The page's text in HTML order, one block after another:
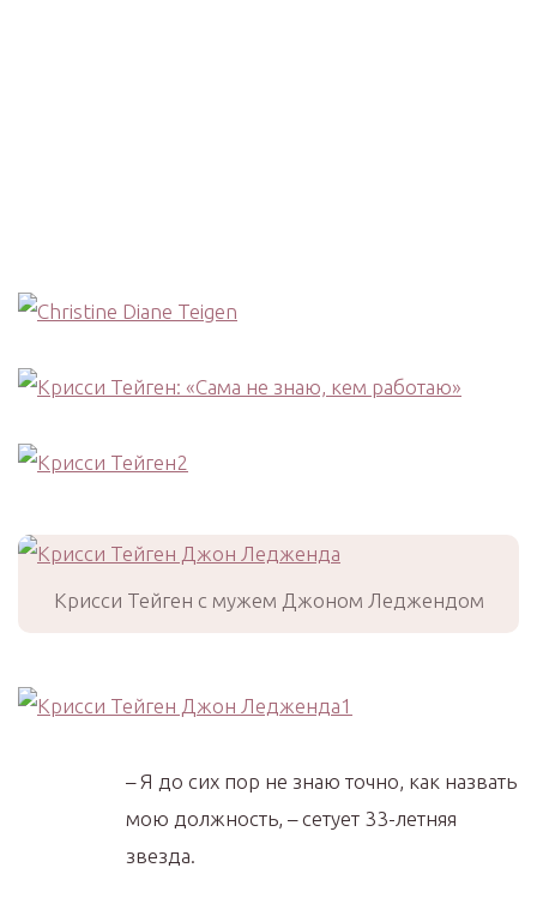
Крисси Тейген с мужем Джоном Леджендом
– Я до сих пор не знаю точно, как назвать
мою должность, – сетует 33-летняя
звезда.